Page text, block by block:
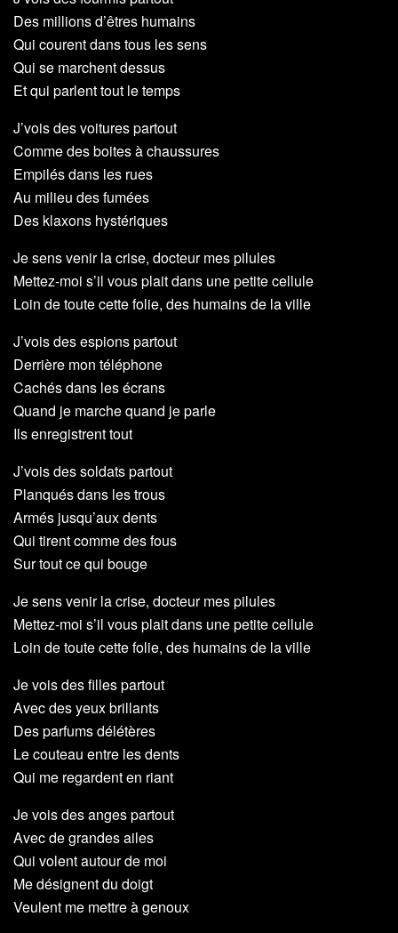
Des millions d’êtres humains
Qui courent dans tous les sens
Qui se marchent dessus
Et qui parlent tout le temps
J’vois des voitures partout
Comme des boites à chaussures
Empilés dans les rues
Au milieu des fumées
Des klaxons hystériques
Je sens venir la crise, docteur mes pilules
Mettez-moi s’il vous plait dans une petite cellule
Loin de toute cette folie, des humains de la ville
J’vois des espions partout
Derrière mon téléphone
Cachés dans les écrans
Quand je marche quand je parle
Ils enregistrent tout
J’vois des soldats partout
Planqués dans les trous
Armés jusqu’aux dents
Qui tirent comme des fous
Sur tout ce qui bouge
Je sens venir la crise, docteur mes pilules
Mettez-moi s’il vous plait dans une petite cellule
Loin de toute cette folie, des humains de la ville
Je vois des filles partout
Avec des yeux brillants
Des parfums délétères
Le couteau entre les dents
Qui me regardent en riant
Je vois des anges partout
Avec de grandes ailes
Qui volent autour de moi
Me désignent du doigt
Veulent me mettre à genoux